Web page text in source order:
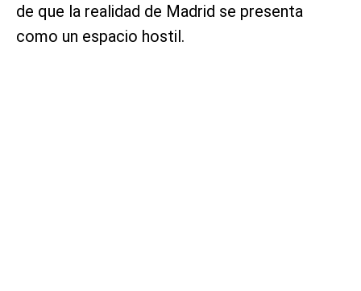
de que la realidad de Madrid se presenta
como un espacio hostil.